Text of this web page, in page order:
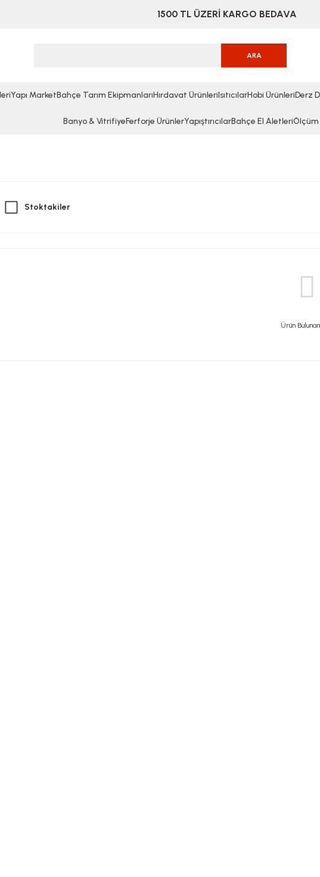
1500 TL ÜZERİ KARGO BEDAVA
ARA
Yapı MarketBahçe Tarım EkipmanlarıHırdavat ÜrünleriIsıtıcılarHobi ÜrünleriDerz
Banyo & VitrifiyeFerforje ÜrünlerYapıştırıcılarBahçe El AletleriÖlçüm
Stoktakiler
Ürün